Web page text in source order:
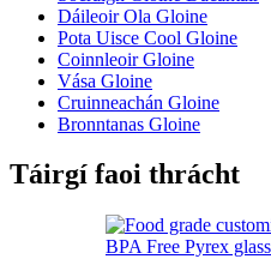
Dáileoir Ola Gloine
Pota Uisce Cool Gloine
Coinnleoir Gloine
Vása Gloine
Cruinneachán Gloine
Bronntanas Gloine
Táirgí faoi thrácht